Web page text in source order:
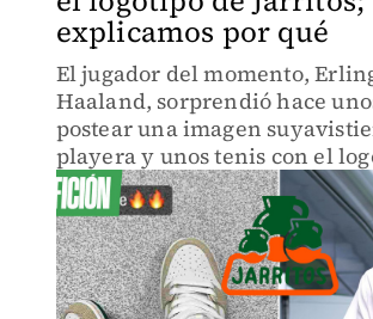
explicamos por qué
El jugador del momento,
Haaland, sorprendió hace
postear una imagen
playera y unos tenis con el
Jarritos, una marca de
mexicana.